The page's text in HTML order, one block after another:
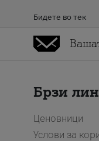
Бидете во тек
Брзи
Ценовници
Услови за